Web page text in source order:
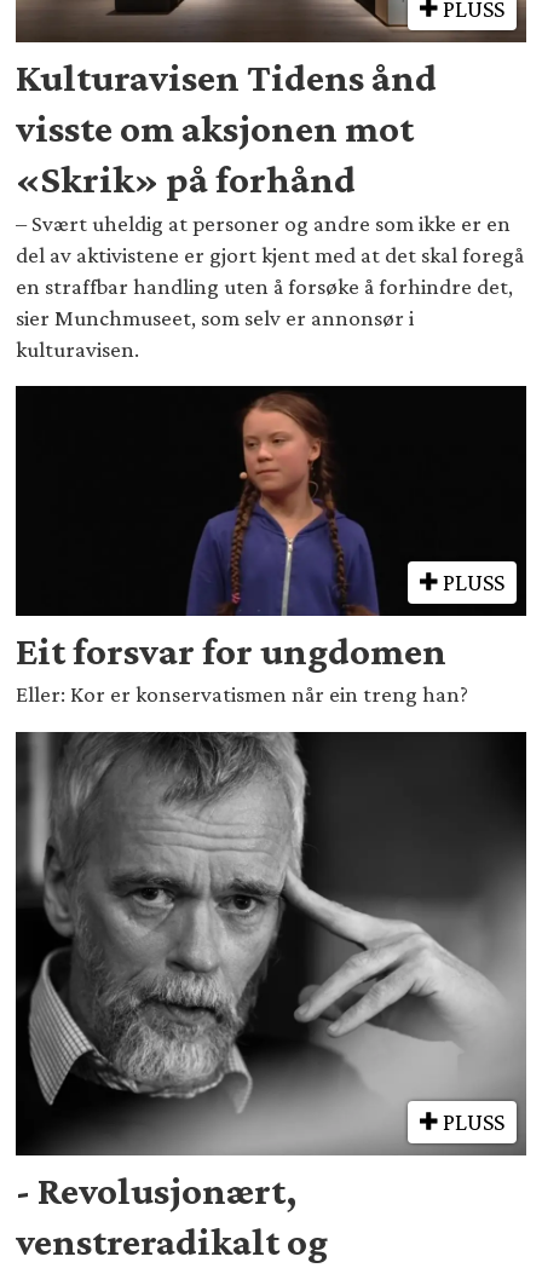
PLUSS
Kulturavisen Tidens ånd
visste om aksjonen mot
«Skrik» på forhånd
– Svært uheldig at personer og andre som ikke er en
del av aktivistene er gjort kjent med at det skal foregå
en straffbar handling uten å forsøke å forhindre det,
sier Munchmuseet, som selv er annonsør i
kulturavisen.
PLUSS
Eit forsvar for ungdomen
Eller: Kor er konservatismen når ein treng han?
PLUSS
- Revolusjonært,
venstreradikalt og